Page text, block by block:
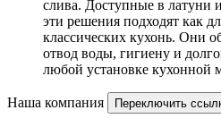
слива. Доступные в латуни
эти решения подходят как
классических кухонь. Они
отвод воды, гигиену и
любой установке кухонной
Наша компания Переключить